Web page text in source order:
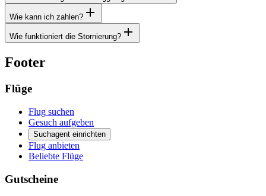
Wie kann ich zahlen?
Wie funktioniert die Stornierung?
Footer
Flüge
Flug suchen
Gesuch aufgeben
Suchagent einrichten
Flug anbieten
Beliebte Flüge
Gutscheine